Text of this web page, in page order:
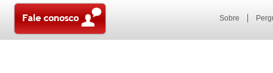
Sobre